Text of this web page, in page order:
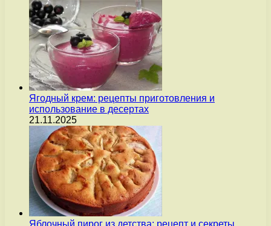
Ягодный крем: рецепты приготовления и
использование в десертах
21.11.2025
Яблочный пирог из детства: рецепт и секреты